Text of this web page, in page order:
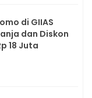
di GIIAS
dan Diskon
18 Juta